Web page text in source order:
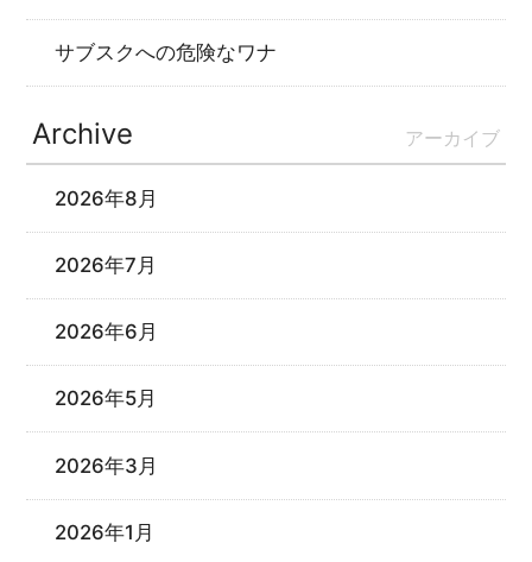
サブスクへの危険なワナ
Archive アーカイブ
2026年8月
2026年7月
2026年6月
2026年5月
2026年3月
2026年1月